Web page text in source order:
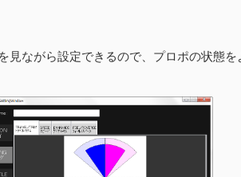
ながら設定できるので、プロポの状態を